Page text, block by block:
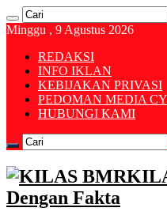
Minggu , 9 Agustus 2026
REDAKSI
INFO IKLAN
KEBIJAKAN PRIVASI
PEDOMAN MEDIA
HUBUNGI KAMI
Dengan Fakta